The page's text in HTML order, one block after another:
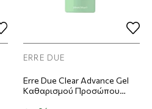
ERRE DUE
Erre Due Clear Advance Gel
Καθαρισμού Προσώπου